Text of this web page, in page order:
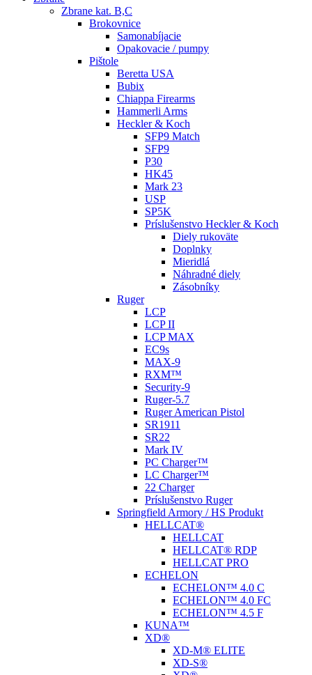
Zbrane kat. B,C
Brokovnice
Samonabíjacie
Opakovacie / pumpy
Pištole
Beretta USA
Bubix
Chiappa Firearms
Hammerli Arms
Heckler & Koch
SFP9 Match
SFP9
P30
HK45
Mark 23
USP
SP5K
Príslušenstvo Heckler & Koch
Diely rukoväte
Doplnky
Mieridlá
Náhradné diely
Zásobníky
Ruger
LCP
LCP II
LCP MAX
EC9s
MAX-9
RXM™
Security-9
Ruger-5.7
Ruger American Pistol
SR1911
SR22
Mark IV
PC Charger™
LC Charger™
22 Charger
Príslušenstvo Ruger
Springfield Armory / HS Produkt
HELLCAT®
HELLCAT
HELLCAT® RDP
HELLCAT PRO
ECHELON
ECHELON™ 4.0 C
ECHELON™ 4.0 FC
ECHELON™ 4.5 F
KUNA™
XD®
XD-M® ELITE
XD-S®